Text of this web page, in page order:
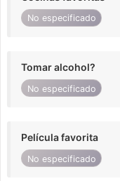
No especificado
Tomar alcohol?
No especificado
Película favorita
No especificado